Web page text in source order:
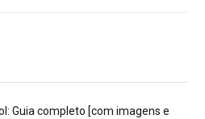
Guia completo [com imagens e